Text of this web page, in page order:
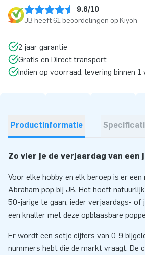
9.6/10
JB heeft 61 beoordelingen op Kiyoh
2 jaar garantie
Gratis en Direct transport
Indien op voorraad, levering binnen 1
Productinformatie
Zo vier je de verjaardag van
Voor elke hobby en elk beroep is er
Abraham pop bij JB. Het hoeft
50-jarige te gaan, ieder verjaardags-
een knaller met deze opblaasbare
Er wordt een setje cijfers van 0-9
nummers hebt die de markt vraagt. De